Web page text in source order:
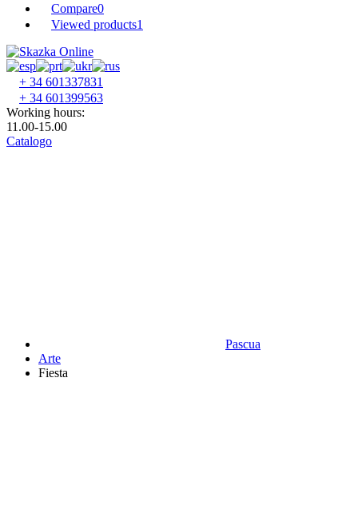
Compare0
Viewed products1
+ 34 601337831
+ 34 601399563
Working hours:
11.00-15.00
Catalogo
Pascua
Аrte
Fiesta